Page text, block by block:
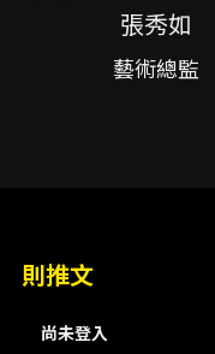
創作芭蕾《路
部以「路」為
兩位編舞家共
Constant in
於奧地利林茲
鄭夙棋等人，共
間遷徙，也是
張秀如
藝術總監
則推文
尚未登入